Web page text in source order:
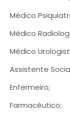
Médico
Médico
Médico
Assistente
Enfermeiro;
Farmacêutico;